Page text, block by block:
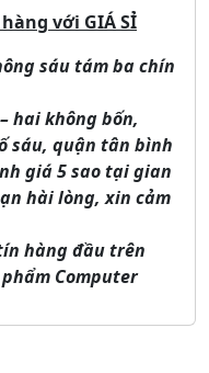
với GIÁ SỈ
sáu tám ba chín
hai không bốn,
sáu, quận tân bình
giá 5 sao tại gian
hài lòng, xin cảm
hàng đầu trên
Computer